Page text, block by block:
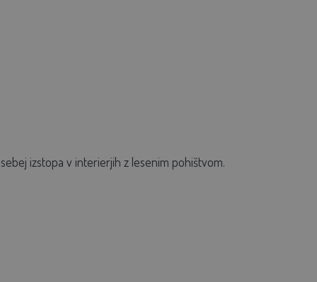
izstopa v interierjih z lesenim pohištvom.